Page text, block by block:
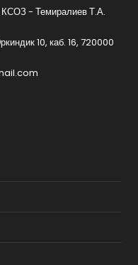
КСОЗ - Темиралиев Т.А.
10, каб. 16, 720000